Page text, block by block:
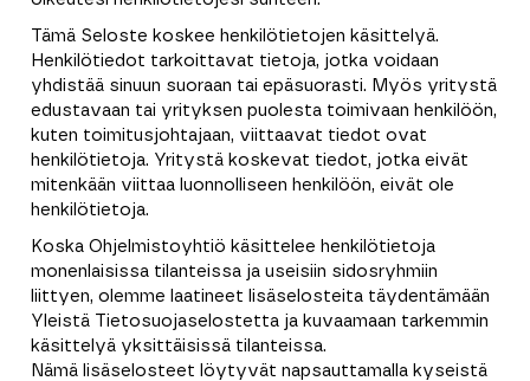
Tämä Seloste koskee henkilötietojen käsittelyä.
Henkilötiedot tarkoittavat tietoja, jotka voidaan
yhdistää sinuun suoraan tai epäsuorasti. Myös yritystä
edustavaan tai yrityksen puolesta toimivaan henkilöön,
kuten toimitusjohtajaan, viittaavat tiedot ovat
henkilötietoja. Yritystä koskevat tiedot, jotka eivät
mitenkään viittaa luonnolliseen henkilöön, eivät ole
henkilötietoja.
Koska Ohjelmistoyhtiö käsittelee henkilötietoja
monenlaisissa tilanteissa ja useisiin sidosryhmiin
liittyen, olemme laatineet lisäselosteita täydentämään
Yleistä Tietosuojaselostetta ja kuvaamaan tarkemmin
käsittelyä yksittäisissä tilanteissa.
Nämä lisäselosteet löytyvät napsauttamalla kyseistä